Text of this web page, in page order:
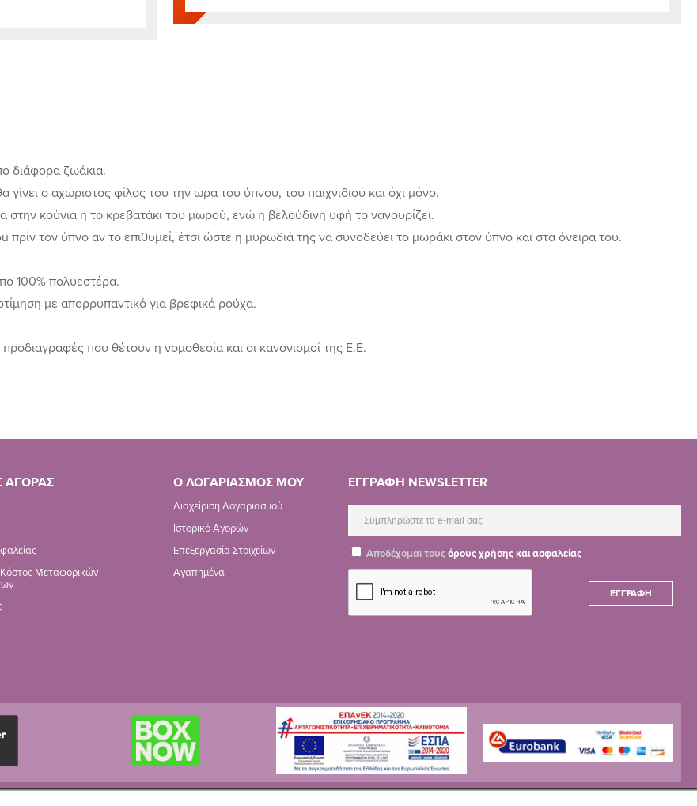
διάφορα ζωάκια.
ο αχώριστος φίλος του την ώρα του ύπνου, του παιχνιδιού και όχι μόνο.
στην κούνια η το κρεβατάκι του μωρού, ενώ η βελούδινη υφή το νανουρίζει.
πρίν τον ύπνο αν το επιθυμεί, έτσι ώστε η μυρωδιά της να συνοδεύει το μωράκι στον ύπνο και στα όνειρα του.
100% πολυεστέρα.
με απορρυπαντικό για βρεφικά ρούχα.
προδιαγραφές που θέτουν η νομοθεσία και οι κανονισμοί της Ε.Ε.
ΑΓΟΡΑΣ
Μεταφορικών -
Ο ΛΟΓΑΡΙΑΣΜΟΣ ΜΟΥ
Διαχείριση Λογαριασμού
Ιστορικό Αγορών
Επεξεργασία Στοιχείων
Αγαπημένα
ΕΓΓΡΑΦΗ NEWSLETTER
Αποδέχομαι τουςόρους χρήσης και ασφαλείας
ΕΓΓΡΑΦΉ